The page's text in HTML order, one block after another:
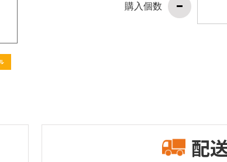
購入個数
配